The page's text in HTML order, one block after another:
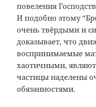
повеления
И подобно этому
очень твёрдыми и
доказывает, что
воспринимаемые
хаотичными,
частицы наделены
обязанностями.